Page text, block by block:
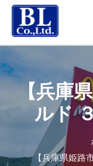
【兵庫
ルド
【兵庫県姫路